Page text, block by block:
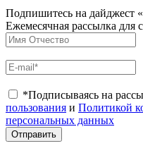
Подпишитесь на
Ежемесячная рассылка для
*Подписываясь на
пользования и Политикой
персональных данных
Отправить